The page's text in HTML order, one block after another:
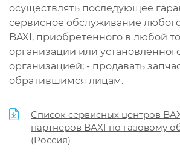
осуществлять последующее
сервисное обслуживание
BAXI, приобретенного в любой
организации или
организацией; - продавать
обратившимся лицам.
Список сервисных центров
партнёров BAXI по газовому
(Россия)